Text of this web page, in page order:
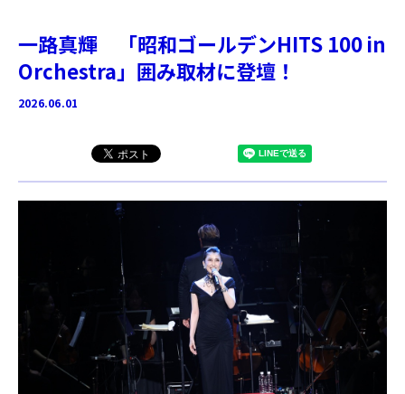
一路真輝 「昭和ゴールデンHITS 100 in
Orchestra」囲み取材に登壇！
2026.06.01